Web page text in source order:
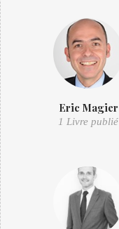
Eric Magier
1 Livre publié